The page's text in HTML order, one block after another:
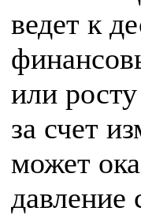
ведет к
или
за счет
может
давление